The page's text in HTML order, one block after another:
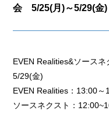
会 5/25(月)～5/29(金)
EVEN Realities&ソース
5/29(金)
EVEN Realities：13:00
ソースネクスト：